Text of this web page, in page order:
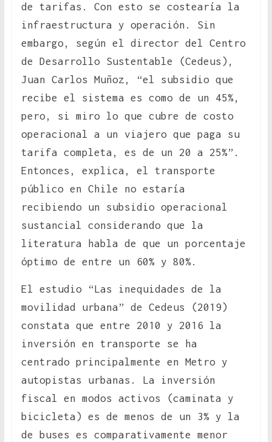
de tarifas. Con esto se costearía la
infraestructura y operación. Sin
embargo, según el director del Centro
de Desarrollo Sustentable (Cedeus),
Juan Carlos Muñoz, “el subsidio que
recibe el sistema es como de un 45%,
pero, si miro lo que cubre de costo
operacional a un viajero que paga su
tarifa completa, es de un 20 a 25%”.
Entonces, explica, el transporte
público en Chile no estaría
recibiendo un subsidio operacional
sustancial considerando que la
literatura habla de que un porcentaje
óptimo de entre un 60% y 80%.
El estudio “Las inequidades de la
movilidad urbana” de Cedeus (2019)
constata que entre 2010 y 2016 la
inversión en transporte se ha
centrado principalmente en Metro y
autopistas urbanas. La inversión
fiscal en modos activos (caminata y
bicicleta) es de menos de un 3% y la
de buses es comparativamente menor